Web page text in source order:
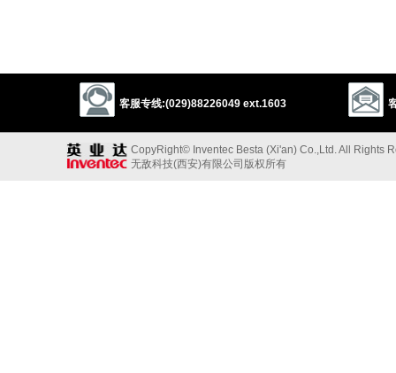
客服专线:(029)88226049 ext.1603
CopyRight© Inventec Besta (Xi'an) Co.,Ltd. All Rights
无敌科技(西安)有限公司版权所有